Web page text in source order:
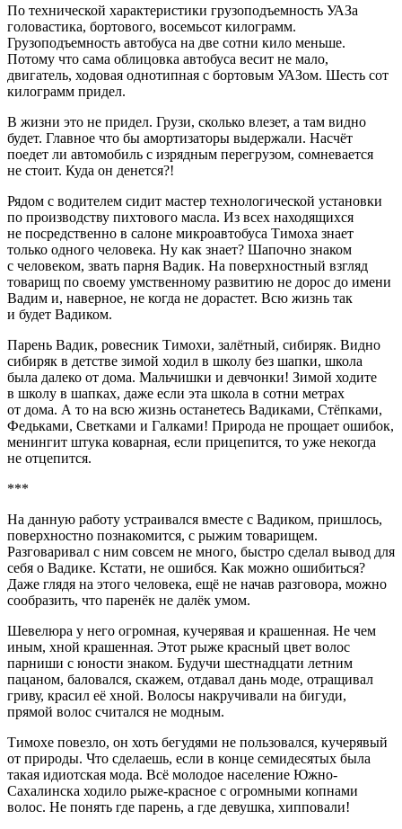
По технической характеристики грузоподъемность УАЗа
головастика, бортового, восемьсот килограмм.
Грузоподъемность автобуса на две сотни кило меньше.
Потому что сама облицовка автобуса весит не мало,
двигатель, ходовая однотипная с бортовым УАЗом. Шесть сот
килограмм придел.
В жизни это не придел. Грузи, сколько влезет, а там видно
будет. Главное что бы амортизаторы выдержали. Насчёт
поедет ли автомобиль с изрядным перегрузом, сомневается
не стоит. Куда он денется?!
Рядом с водителем сидит мастер технологической установки
по производству пихтового масла. Из всех находящихся
не посредственно в салоне микроавтобуса Тимоха знает
только одного человека. Ну как знает? Шапочно знаком
с человеком, звать парня Вадик. На поверхностный взгляд
товарищ по своему умственному развитию не дорос до имени
Вадим и, наверное, не когда не дорастет. Всю жизнь так
и будет Вадиком.
Парень Вадик, ровесник Тимохи, залётный, сибиряк. Видно
сибиряк в детстве зимой ходил в школу без шапки, школа
была далеко от дома. Мальчишки и девчонки! Зимой ходите
в школу в шапках, даже если эта школа в сотни метрах
от дома. А то на всю жизнь останетесь Вадиками, Стёпками,
Федьками, Светками и Галками! Природа не прощает ошибок,
менингит штука коварная, если прицепится, то уже некогда
не отцепится.
***
На данную работу устраивался вместе с Вадиком, пришлось,
поверхностно познакомится, с рыжим товарищем.
Разговаривал с ним совсем не много, быстро сделал вывод для
себя о Вадике. Кстати, не ошибся. Как можно ошибиться?
Даже глядя на этого человека, ещё не начав разговора, можно
сообразить, что паренёк не далёк умом.
Шевелюра у него огромная, кучерявая и крашенная. Не чем
иным, хной крашенная. Этот рыже красный цвет волос
парниши с юности знаком. Будучи шестнадцати летним
пацаном, баловался, скажем, отдавал дань моде, отращивал
гриву, красил её хной. Волосы накручивали на бигуди,
прямой волос считался не модным.
Тимохе повезло, он хоть бегудями не пользовался, кучерявый
от природы. Что сделаешь, если в конце семидесятых была
такая идиотская мода. Всё молодое население Южно-
Сахалинска ходило рыже-красное с огромными копнами
волос. Не понять где парень, а где девушка, хипповали!